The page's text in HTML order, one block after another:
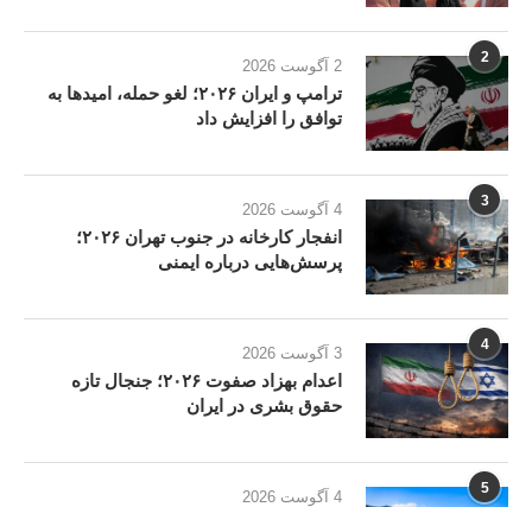
2 2 آگوست 2026
ترامپ و ایران ۲۰۲۶؛ لغو حمله، امیدها به
توافق را افزایش داد
3 4 آگوست 2026
انفجار کارخانه در جنوب تهران ۲۰۲۶؛
پرسش‌هایی درباره ایمنی
4 3 آگوست 2026
اعدام بهزاد صفوت ۲۰۲۶؛ جنجال تازه
حقوق بشری در ایران
5 4 آگوست 2026